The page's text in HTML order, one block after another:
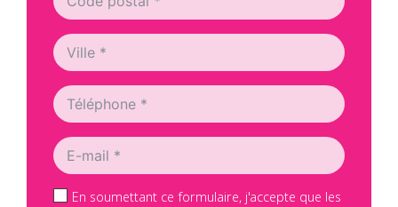
En soumettant ce formulaire, j'accepte que les